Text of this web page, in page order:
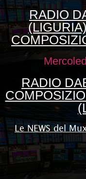
RADIO
RADIO
Le NEWS del